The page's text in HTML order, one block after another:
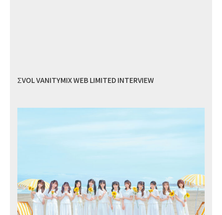
ΣVOL VANITYMIX WEB LIMITED INTERVIEW